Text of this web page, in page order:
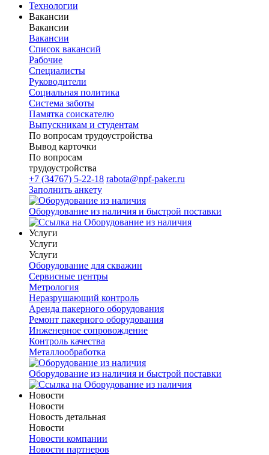
Технологии
Вакансии
Вакансии
Вакансии
Список вакансий
Рабочие
Специалисты
Руководители
Cоциальная политика
Система заботы
Памятка соискателю
Выпускникам и студентам
По вопросам трудоустройства
Вывод карточки
По вопросам
трудоустройства
+7 (34767) 5-22-18 rabota@npf-paker.ru
Заполнить анкету
Оборудование из наличия и быстрой поставки
Услуги
Услуги
Услуги
Оборудование для скважин
Сервисные центры
Метрология
Неразрушающий контроль
Аренда пакерного оборудования
Ремонт пакерного оборудования
Инженерное сопровождение
Контроль качества
Металлообработка
Оборудование из наличия и быстрой поставки
Новости
Новости
Новость детальная
Новости
Новости компании
Новости партнеров